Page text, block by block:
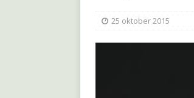
25 oktober 2015